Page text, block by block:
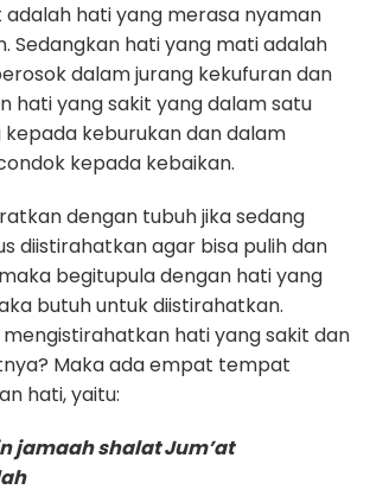
adalah hati yang merasa nyaman
Sedangkan hati yang mati adalah
dalam jurang kekufuran dan
hati yang sakit yang dalam satu
keburukan dan dalam
kepada kebaikan.
dengan tubuh jika sedang
diistirahatkan agar bisa pulih dan
begitupula dengan hati yang
butuh untuk diistirahatkan.
hati yang sakit dan
Maka ada empat tempat
hati, yaitu:
jamaah shalat Jum’at